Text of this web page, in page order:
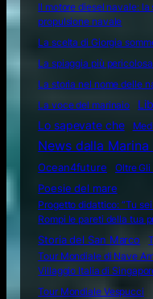
Il motore diesel navale:
propulsione navale
La scelta di Giorgia
La spiaggia più
La storia nel nome delle
La voce del marinaio
Lo sapevate che
News dalla
Ocean4future
Oltre
Poesie del mare
Progetto didattico: “Tu
Rompi le pareti della tua
Storia del San Marco
Tour Mondiale di Nave
Villaggio Italia di
Tour Mondiale Vespucci